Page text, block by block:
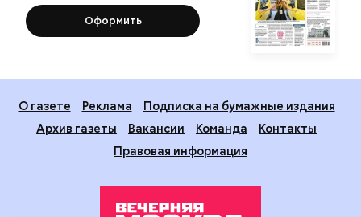
Оформить
О газете Реклама
Подписка на бумажные издания
Архив газеты
Вакансии Команда
Контакты
Правовая информация